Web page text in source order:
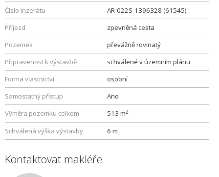
Číslo inzerátu
AR-022S-1396328 (61545)
Příjezd
zpevněná cesta
Pozemek
převážně rovinatý
Připravenost k výstavbě
schválené v územním plánu
Forma vlastnictví
osobní
Samostatný přístup
Ano
Výměra pozemku celkem
513 m2
Schválená výška výstavby 6 m
Kontaktovat makléře